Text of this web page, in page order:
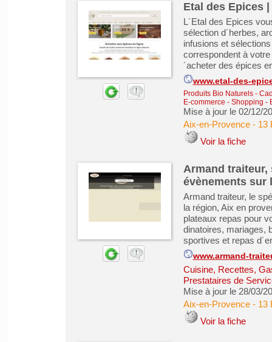
Etal des Epices
L´Etal des Epices
sélection d´herbes,
infusions et
correspondent à
´acheter des épices
www.etal-des-
Produits Bio Naturels-
E-commerce - Shopping -
Mise à jour le 02/12/
Aix-en-Provence- 13
Voir la fiche
Armand traiteur,
évènements sur
Armand traiteur, le
la région, Aix en
plateaux repas pour
dinatoires, mariages,
sportives et repas
www.armand-
Cuisine, Recettes,
Prestataires de
Mise à jour le 28/03/
Aix-en-Provence- 13
Voir la fiche